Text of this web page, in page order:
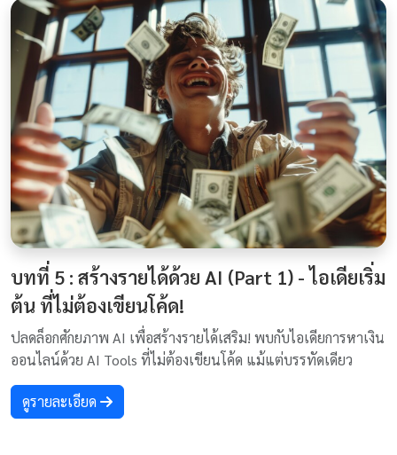
บทที่ 5 : สร้างรายได้ด้วย AI (Part 1) - ไอเดียเริ่ม
ต้น ที่ไม่ต้องเขียนโค้ด!
ปลดล็อกศักยภาพ AI เพื่อสร้างรายได้เสริม! พบกับไอเดียการหาเงิน
ออนไลน์ด้วย AI Tools ที่ไม่ต้องเขียนโค้ด แม้แต่บรรทัดเดียว
ดูรายละเอียด